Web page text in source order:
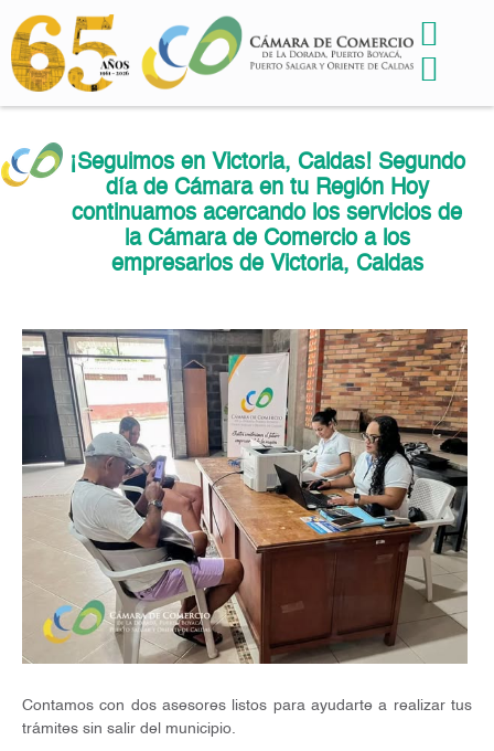
¡Seguimos en Victoria, Caldas! Segundo
día de Cámara en tu Región Hoy
continuamos acercando los servicios de
la Cámara de Comercio a los
empresarios de Victoria, Caldas
Contamos con dos asesores listos para ayudarte a realizar tus
trámites sin salir del municipio.